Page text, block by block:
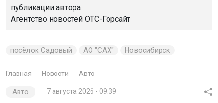
публикации автора
Агентство новостей ОТС-Горсайт
посёлок Садовый АО "САХ" Новосибирск
Главная Новости Авто
Авто 7 августа 2026 - 09:39